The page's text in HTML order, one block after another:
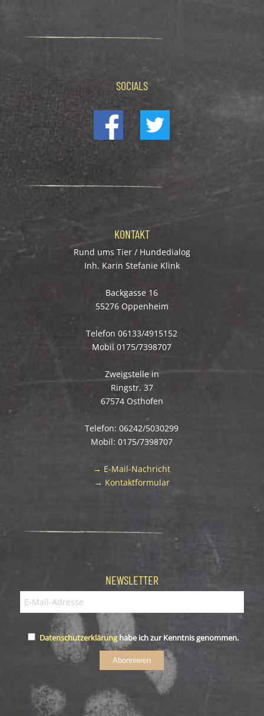
SOCIALS
KONTAKT
Rund ums Tier / Hundedialog
Inh. Karin Stefanie Klink
Backgasse 16
55276 Oppenheim
Telefon 06133/4915152
Mobil 0175/7398707
Zweigstelle in
Ringstr. 37
67574 Osthofen
Telefon: 06242/5030299
Mobil: 0175/7398707
→ E-Mail-Nachricht
→ Kontaktformular
NEWSLETTER
Datenschutzerklärunghabe ich zur Kenntnis genommen.
Abonnieren